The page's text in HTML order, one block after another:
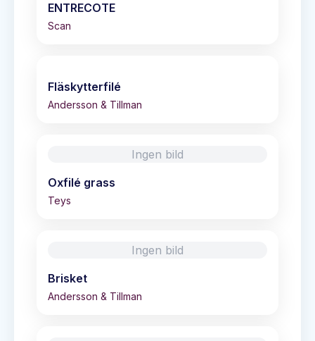
ENTRECOTE
Scan
Fläskytterfilé
Andersson & Tillman
Ingen bild
Oxfilé grass
Teys
Ingen bild
Brisket
Andersson & Tillman